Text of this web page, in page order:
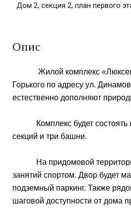
Дом 2, секция 2, план первого
Опис
Жилой комплекс
Горького по адресу ул.
естественно дополняют
Комплекс будет состоять
секций и три башни.
На придомовой территории
занятий спортом. Двор будет
подземный паркинг. Также
шаговой доступности от дома